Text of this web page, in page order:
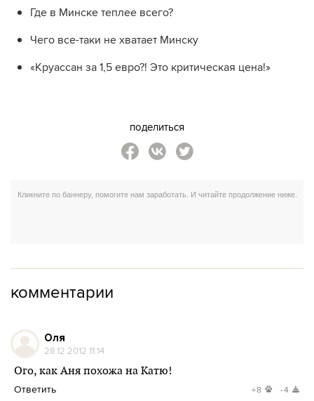
Где в Минске теплее всего?
Чего все-таки не хватает Минску
«Круассан за 1,5 евро?! Это критическая цена!»
поделиться
комментарии
Оля
28.12.2012 11:14
Ого, как Аня похожа на Катю!
Ответить +8 -4